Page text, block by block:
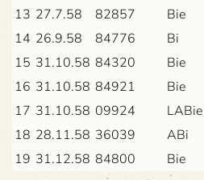
13 27.7.58 82857 Bie
14 26.9.58 84776 Bi
15 31.10.58 84320 Bie
16 31.10.58 84921 Bie
17 31.10.58 09924 LABie
18 28.11.58 36039 ABi
19 31.12.58 84800 Bie